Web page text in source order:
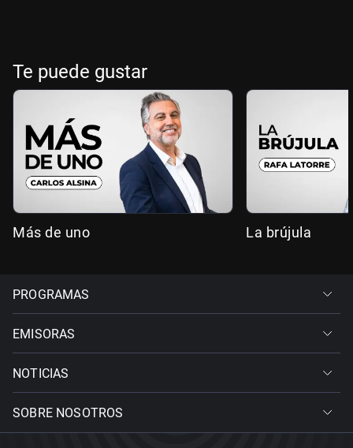
Te puede gustar
Más de uno La brújula
PROGRAMAS
EMISORAS
NOTICIAS
SOBRE NOSOTROS